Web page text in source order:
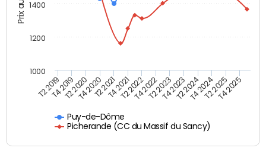
Puy-de-Dôme
Picherande (CC du Massif du Sancy)
T2 2019T4 2019T2 2020T4 2020T2 2021T4 2021T2 2022T4 2022T2 2023T4 2023T2 2024T4 2024T2 2025T4 2025
1000
1200
1400